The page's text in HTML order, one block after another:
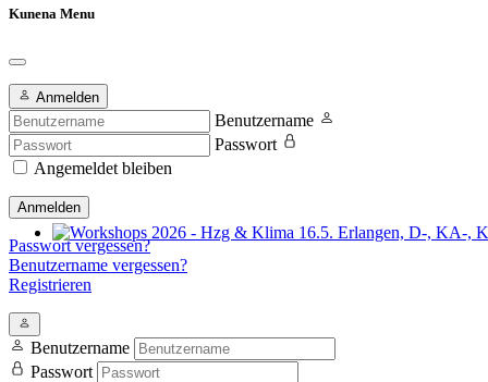
Workshops 2026 - Hzg & Klima 16.5. Erlangen, D-, KA-, KE-
Kunena Menu
Anmelden
Benutzername
Passwort
Angemeldet bleiben
Anmelden
Passwort vergessen?
Benutzername vergessen?
Registrieren
Benutzername
Passwort